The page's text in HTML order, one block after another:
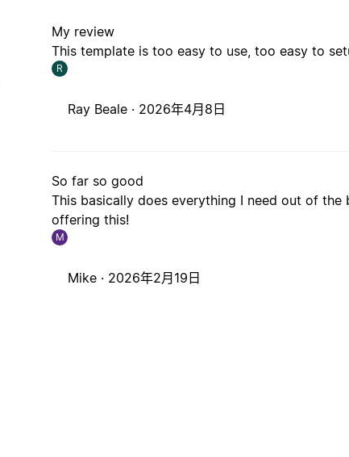
My review
This template is too easy to use, too easy to
R
Ray Beale · 2026年4月8日
So far so good
This basically does everything I need out of
offering this!
M
Mike · 2026年2月19日